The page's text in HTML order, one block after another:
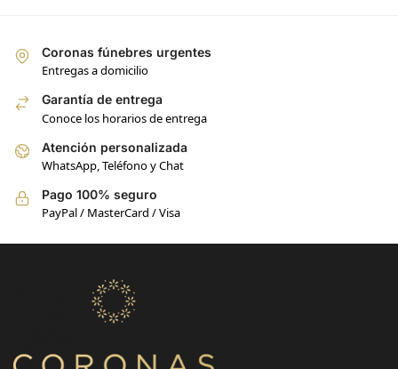
Coronas fúnebres urgentes
Entregas a domicilio
Garantía de entrega
Conoce los horarios de entrega
Atención personalizada
WhatsApp, Teléfono y Chat
Pago 100% seguro
PayPal / MasterCard / Visa